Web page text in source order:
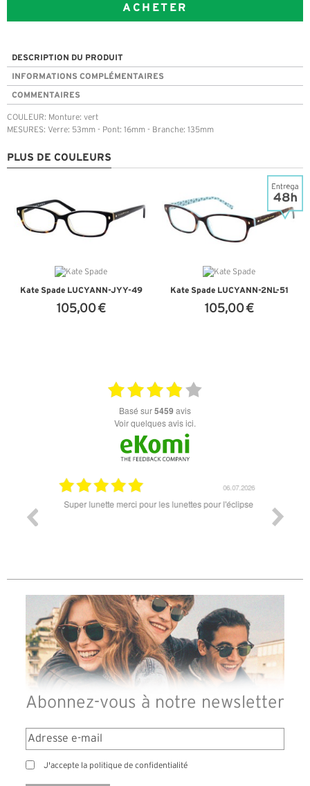
ACHETER
DESCRIPTION DU PRODUIT
INFORMATIONS COMPLÉMENTAIRES
COMMENTAIRES
COULEUR: Monture: vert
MESURES: Verre: 53mm - Pont: 16mm - Branche: 135mm
PLUS DE COULEURS
Kate Spade LUCYANN-JYY-49
105,00 €
Kate Spade LUCYANN-2NL-51
105,00 €
basé sur5459 avis
Voir quelques avis ici.
06.07.2026
Super lunette merci pour les lunettes pour l'éclipse
Abonnez-vous à notre newsletter
J'accepte la politique de confidentialité